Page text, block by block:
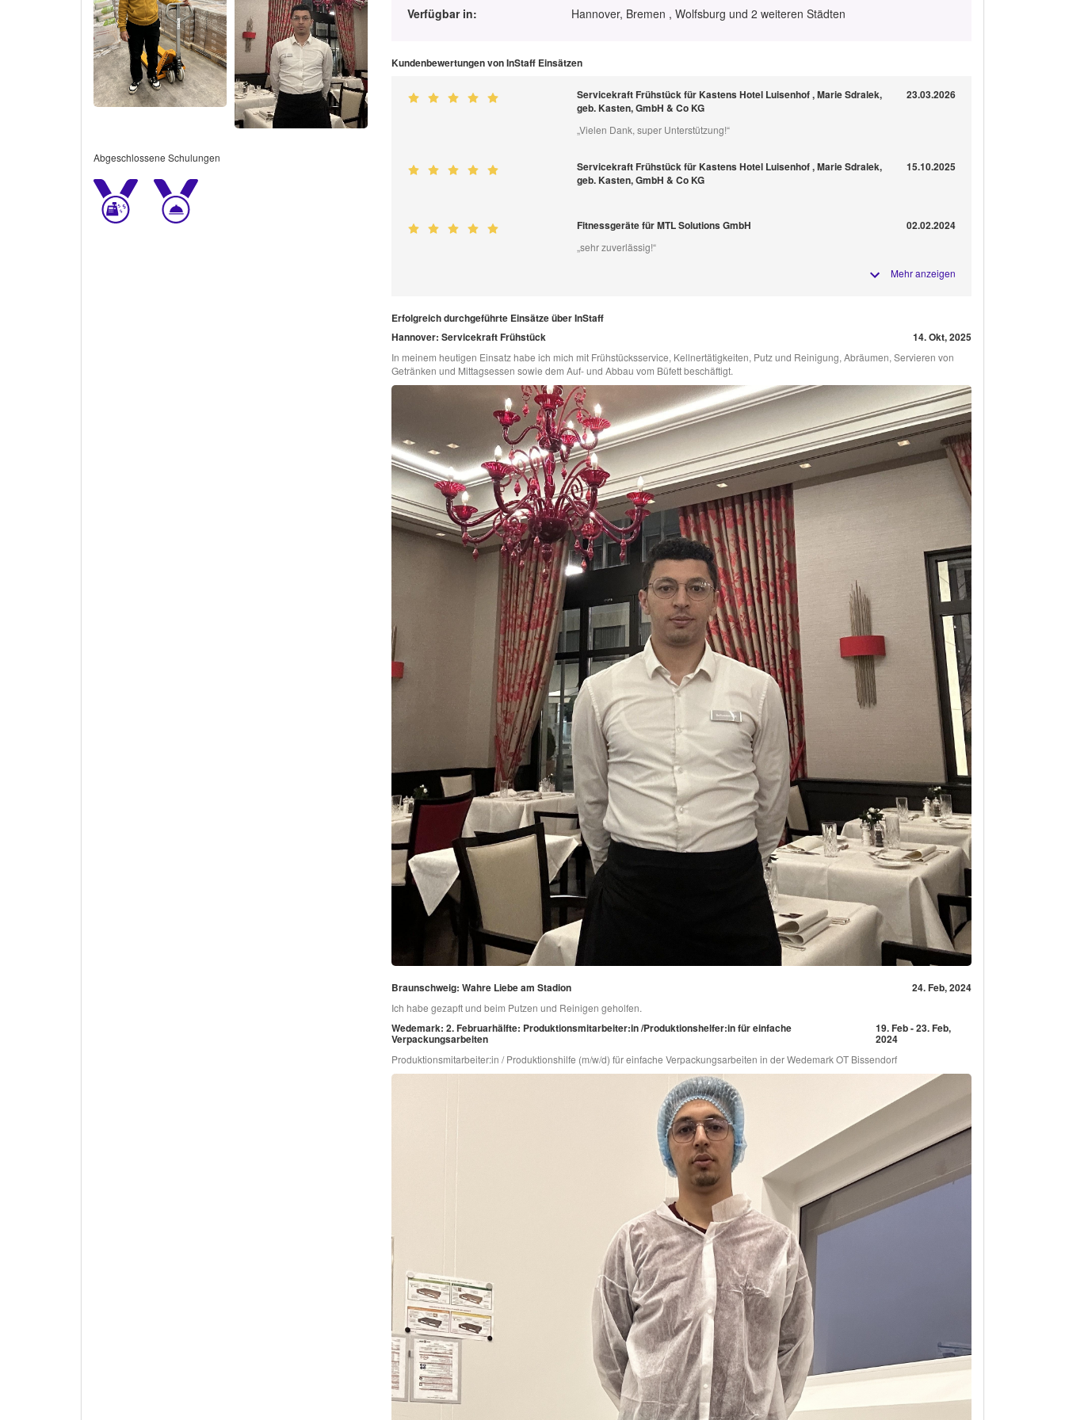
Abgeschlossene Schulungen
Verfügbar in: Hannover, Bremen , Wolfsburg und 2 weiteren Städten
Kundenbewertungen von InStaff Einsätzen
Servicekraft Frühstück für Kastens Hotel Luisenhof , Marie Sdralek,
geb. Kasten, GmbH & Co KG
23.03.2026
„Vielen Dank, super Unterstützung!“
Servicekraft Frühstück für Kastens Hotel Luisenhof , Marie Sdralek,
geb. Kasten, GmbH & Co KG
15.10.2025
Fitnessgeräte für MTL Solutions GmbH 02.02.2024
„sehr zuverlässig!“
Mehr anzeigen
Erfolgreich durchgeführte Einsätze über InStaff
Hannover: Servicekraft Frühstück
14. Okt, 2025
In meinem heutigen Einsatz habe ich mich mit Frühstücksservice, Kellnertätigkeiten, Putz und Reinigung, Abräumen, Servieren von
Getränken und Mittagsessen sowie dem Auf- und Abbau vom Büfett beschäftigt.
Braunschweig: Wahre Liebe am Stadion 24. Feb, 2024
Ich habe gezapft und beim Putzen und Reinigen geholfen.
Wedemark: 2. Februarhälfte: Produktionsmitarbeiter:in /Produktionshelfer:in für einfache
Verpackungsarbeiten
19. Feb - 23. Feb,
2024
Produktionsmitarbeiter:in / Produktionshilfe (m/w/d) für einfache Verpackungsarbeiten in der Wedemark OT Bissendorf